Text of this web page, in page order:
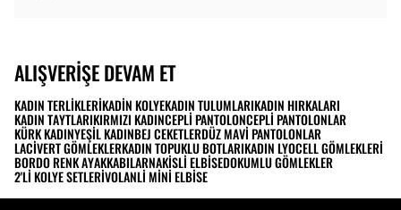
ALIŞVERIŞE DEVAM ET
KADIN TERLIKLERIKADIN KOLYEKADIN TULUMLARIKADIN HIRKALARI
KADIN TAYTLARIKIRMIZI KADINCEPLI PANTOLONCEPLI PANTOLONLAR
KÜRK KADINYEŞIL KADINBEJ CEKETLERDÜZ MAVI PANTOLONLAR
LACIVERT GÖMLEKLERKADIN TOPUKLU BOTLARIKADIN LYOCELL GÖMLEKLERI
BORDO RENK AYAKKABILARNAKISLI ELBISEDOKUMLU GÖMLEKLER
2'LI KOLYE SETLERIVOLANLI MINI ELBISE